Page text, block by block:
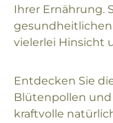
Ihrer Ernährung.
gesundheitlichen
vielerlei Hinsicht
Entdecken Sie
Blütenpollen und
kraftvolle